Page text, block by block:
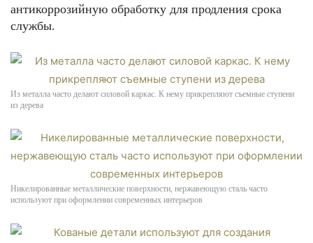
антикоррозийную обработку для продления срока
службы.
Из металла часто делают силовой каркас. К нему прикрепляют съемные ступени
из дерева
Никелированные металлические поверхности, нержавеющую сталь часто
используют при оформлении современных интерьеров